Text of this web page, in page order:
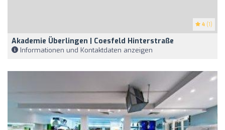
4 (1)
Akademie Überlingen | Coesfeld Hinterstraße
Informationen und Kontaktdaten anzeigen